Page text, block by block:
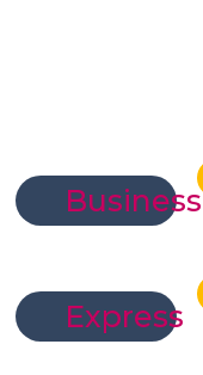
Business
Express